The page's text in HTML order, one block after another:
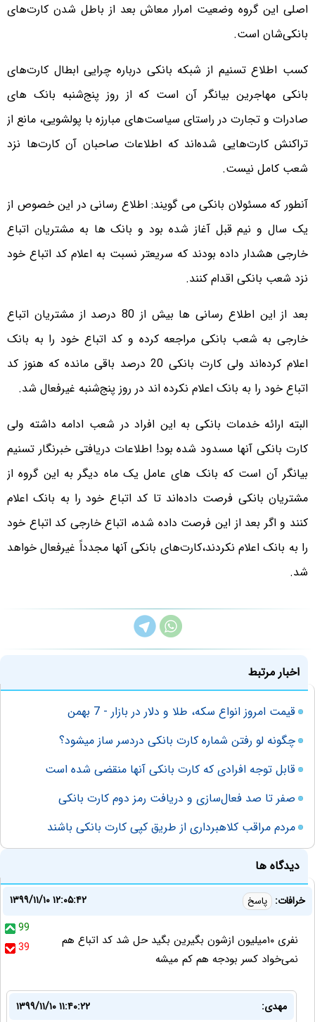
اصلی این گروه وضعیت امرار معاش بعد از باطل شدن کارت‌های
بانکی‌شان است.
کسب اطلاع تسنیم از شبکه بانکی درباره چرایی ابطال کارت‌های
بانکی مهاجرین بیانگر آن است که از روز پنج‌شنبه بانک های
صادرات و تجارت در راستای سیاست‌های مبارزه با پولشویی، مانع از
تراکنش کارت‌هایی شده‌اند که اطلاعات صاحبان آن کارت‌ها نزد
شعب کامل نیست.
آنطور که مسئولان بانکی می گویند: اطلاع رسانی در این خصوص از
یک سال و نیم قبل آغاز شده بود و بانک ها به مشتریان اتباع
خارجی هشدار داده بودند که سریعتر نسبت به اعلام کد اتباع خود
نزد شعب بانکی اقدام کنند.
بعد از این اطلاع رسانی ها بیش از 80 درصد از مشتریان اتباع
خارجی به شعب بانکی مراجعه کرده و کد اتباع خود را به بانک
اعلام کرده‌اند ولی کارت بانکی 20 درصد باقی مانده که هنوز کد
اتباع خود را به بانک اعلام نکرده اند در روز پنج‌شنبه غیرفعال شد.
البته ارائه خدمات بانکی به این افراد در شعب ادامه داشته ولی
کارت بانکی آنها مسدود شده بود! اطلاعات دریافتی خبرنگار تسنیم
بیانگر آن است که بانک های عامل یک ماه دیگر به این گروه از
مشتریان بانکی فرصت داده‌اند تا کد اتباع خود را به بانک اعلام
کنند و اگر بعد از این فرصت داده شده، اتباع خارجی کد اتباع خود
را به بانک اعلام نکردند،‌کارت‌های بانکی آنها مجدداً غیرفعال خواهد
شد.
اخبار مرتبط
قیمت امروز انواع سکه، طلا و دلار در بازار - 7 بهمن
چگونه لو رفتن شماره کارت بانکی دردسر ساز میشود؟
قابل توجه افرادی که کارت بانکی آنها منقضی شده است
صفر تا صد فعال‌سازی و دریافت رمز دوم کارت بانکی
مردم مراقب کلاهبرداری از طریق کپی کارت بانکی باشند
دیدگاه ها
خرافات: پاسخ
۱۳۹۹/۱۱/۱۰ ۱۲:۰۵:۴۲
99
39
نفری ۱۰میلیون ازشون بگیرین بگید حل شد کد اتباع هم
نمی‌خواد کسر بودجه هم کم میشه
مهدی: ۱۳۹۹/۱۱/۱۰ ۱۱:۴۰:۲۲